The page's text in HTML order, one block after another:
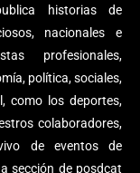
historias de
nacionales e
profesionales,
política, sociales,
como los deportes,
colaboradores,
de eventos de
sección de posdcat